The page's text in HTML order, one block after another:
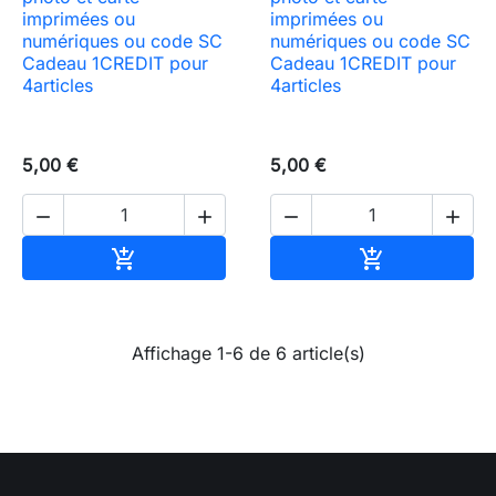
imprimées ou
numériques ou code SC
Cadeau 1CREDIT pour
4articles
5,00 €
 

imprimées ou
numériques ou code SC
Cadeau 1CREDIT pour
4articles
5,00 €
 

Affichage 1-6 de 6 article(s)